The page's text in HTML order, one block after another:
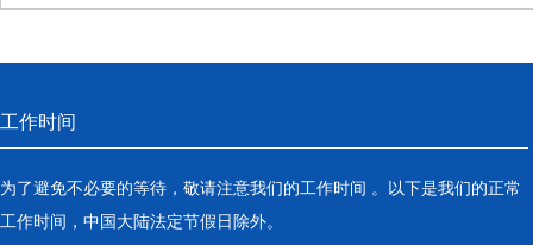
工作时间
为了避免不必要的等待，敬请注意我们的工作时间 。以下是我们的正常
工作时间，中国大陆法定节假日除外。